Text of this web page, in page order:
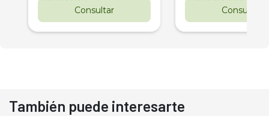
Consultar Consultar
También puede interesarte